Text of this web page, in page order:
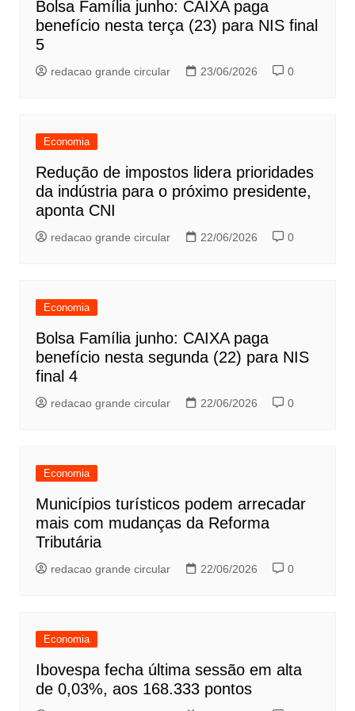
Bolsa Família junho: CAIXA paga
benefício nesta terça (23) para NIS final
5
redacao grande circular 23/06/2026 0
Economia
Redução de impostos lidera prioridades
da indústria para o próximo presidente,
aponta CNI
redacao grande circular 22/06/2026 0
Economia
Bolsa Família junho: CAIXA paga
benefício nesta segunda (22) para NIS
final 4
redacao grande circular 22/06/2026 0
Economia
Municípios turísticos podem arrecadar
mais com mudanças da Reforma
Tributária
redacao grande circular 22/06/2026 0
Economia
Ibovespa fecha última sessão em alta
de 0,03%, aos 168.333 pontos